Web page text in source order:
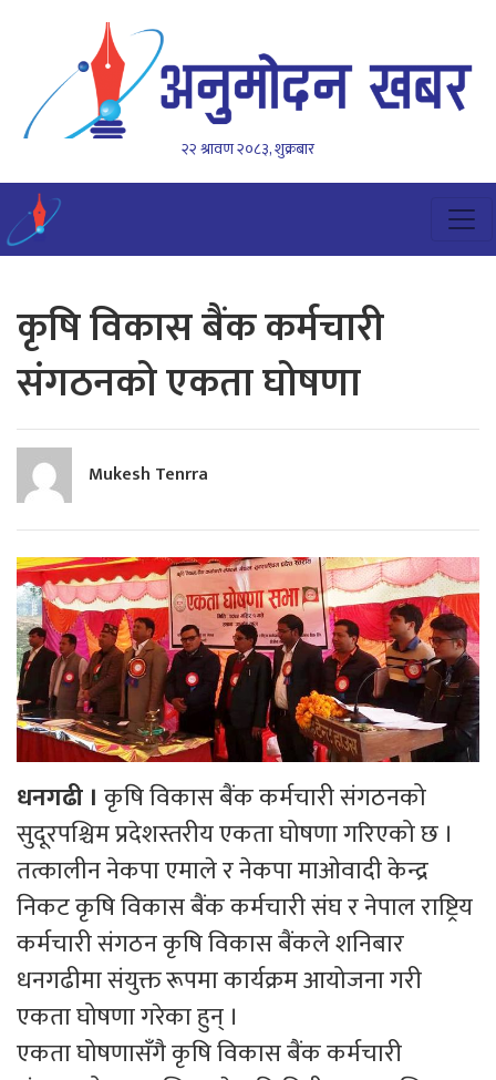
२२ श्रावण २०८३, शुक्रबार
कृषि विकास बैंक कर्मचारी
संगठनको एकता घोषणा
Mukesh Tenrra
धनगढी । कृषि विकास बैंक कर्मचारी संगठनको
सुदूरपश्चिम प्रदेशस्तरीय एकता घोषणा गरिएको छ ।
तत्कालीन नेकपा एमाले र नेकपा माओवादी केन्द्र
निकट कृषि विकास बैंक कर्मचारी संघ र नेपाल राष्ट्रिय
कर्मचारी संगठन कृषि विकास बैंकले शनिबार
धनगढीमा संयुक्त रूपमा कार्यक्रम आयोजना गरी
एकता घोषणा गरेका हुन् ।
एकता घोषणासँगै कृषि विकास बैंक कर्मचारी